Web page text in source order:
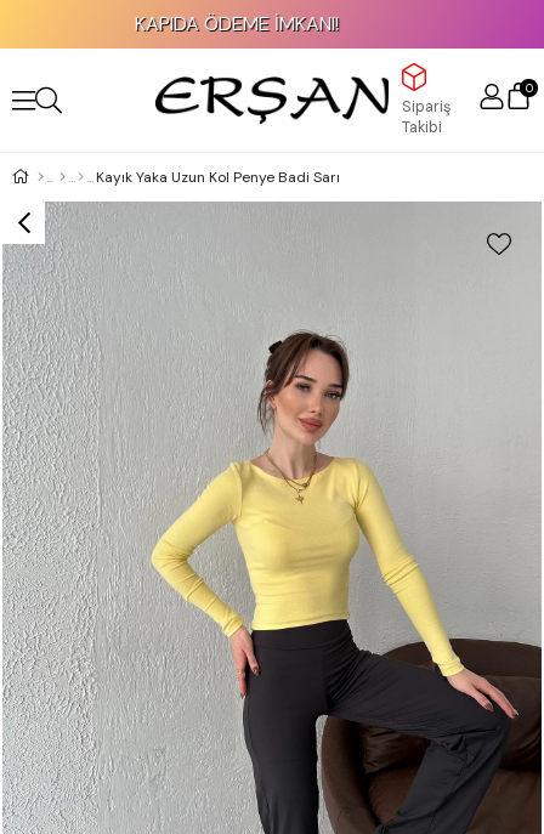
KAPIDA ÖDEME İMKANI!
Sipariş
Takibi
0
Kayık Yaka Uzun Kol Penye Badi Sarı